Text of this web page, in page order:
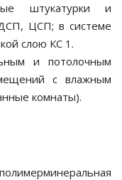
штукатурки и
ЦСП; в системе
слою КС 1.
и потолочным
с влажным
комнаты).